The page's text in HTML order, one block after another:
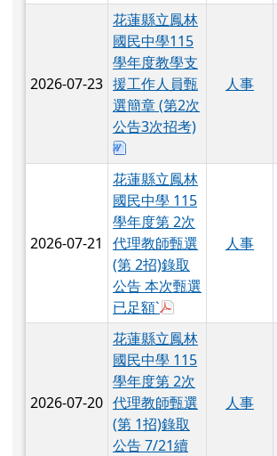
2026-07-23
花蓮縣立鳳林
國民中學115
學年度教學支
援工作人員甄
選簡章 (第2次
公告3次招考)
人事
2026-07-21
花蓮縣立鳳林
國民中學 115
學年度第 2次
代理教師甄選
(第 2招)錄取
公告 本次甄選
已足額`
人事
2026-07-20
花蓮縣立鳳林
國民中學 115
學年度第 2次
代理教師甄選
(第 1招)錄取
公告 7/21續
人事